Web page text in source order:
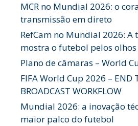
MCR no Mundial 2026: o
transmissão em direto
RefCam no Mundial 2026: A
mostra o futebol pelos
Plano de câmaras – World
FIFA World Cup 2026 – END
BROADCAST WORKFLOW
Mundial 2026: a inovação
maior palco do futebol